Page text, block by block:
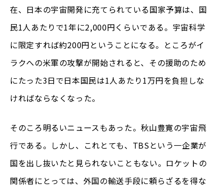
在、日本の宇宙開発に充てられている国家予算は、国
民1人あたりで1年に2,000円くらいである。宇宙科学
に限定すれば約200円ということになる。ところがイ
ラクへの米軍の攻撃が開始されると、その援助のため
にたった3日で日本国民は1人あたり1万円を負担しな
ければならなくなった。
そのころ明るいニュースもあった。秋山豊寛の宇宙飛
行である。しかし、これとても、TBSという一企業が
国を出し抜いたと見られないこともない。ロケットの
関係者にとっては、外国の輸送手段に頼らざるを得な